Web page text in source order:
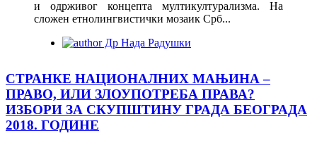
и одрживог концепта мултикултурализма. На
сложен етнолингвистички мозаик Срб...
Др Нада Радушки
СТРАНКЕ НАЦИОНАЛНИХ МАЊИНА –
ПРАВО, ИЛИ ЗЛОУПОТРЕБА ПРАВА?
ИЗБОРИ ЗА СКУПШТИНУ ГРАДА БЕОГРАДА
2018. ГОДИНЕ